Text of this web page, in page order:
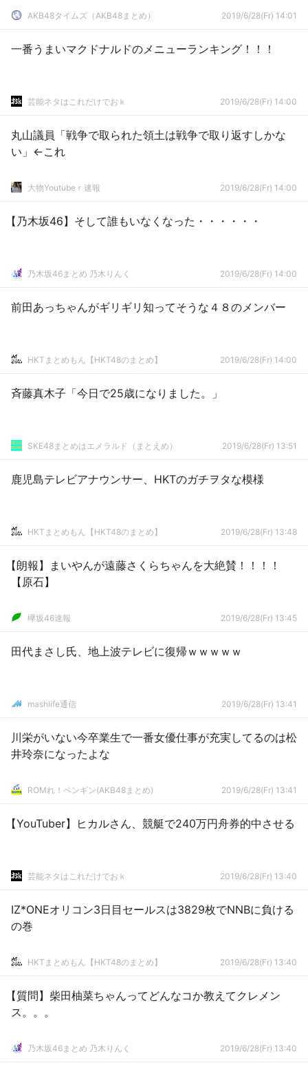
AKB48タイムズ（AKB48まとめ） 2019/6/28(Fr) 14:01
一番うまいマクドナルドのメニューランキング！！！
芸能ネタはこれだけでおｋ 2019/6/28(Fr) 14:00
丸山議員「戦争で取られた領土は戦争で取り返すしかな
い」←これ
大物Youtubeｒ速報 2019/6/28(Fr) 14:00
【乃木坂46】そして誰もいなくなった・・・・・・
乃木坂46まとめ 乃木りんく 2019/6/28(Fr) 14:00
前田あっちゃんがギリギリ知ってそうな４８のメンバー
HKTまとめもん【HKT48のまとめ】 2019/6/28(Fr) 14:00
斉藤真木子「今日で25歳になりました。」
SKE48まとめはエメラルド（まとえめ） 2019/6/28(Fr) 13:51
鹿児島テレビアナウンサー、HKTのガチヲタな模様
HKTまとめもん【HKT48のまとめ】 2019/6/28(Fr) 13:48
【朗報】まいやんが遠藤さくらちゃんを大絶賛！！！！
【原石】
欅坂46速報 2019/6/28(Fr) 13:45
田代まさし氏、地上波テレビに復帰ｗｗｗｗｗ
mashlife通信 2019/6/28(Fr) 13:41
川栄がいない今卒業生で一番女優仕事が充実してるのは松
井玲奈になったよな
ROMれ！ペンギン(AKB48まとめ) 2019/6/28(Fr) 13:41
【YouTuber】ヒカルさん、競艇で240万円舟券的中させる
芸能ネタはこれだけでおｋ 2019/6/28(Fr) 13:40
IZ*ONEオリコン3日目セールスは3829枚でNNBに負ける
の巻
HKTまとめもん【HKT48のまとめ】 2019/6/28(Fr) 13:40
【質問】柴田柚菜ちゃんってどんなコか教えてクレメン
ス。。。
乃木坂46まとめ 乃木りんく 2019/6/28(Fr) 13:40